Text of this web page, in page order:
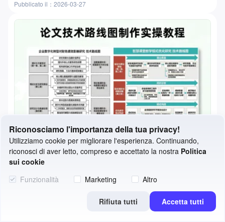
Pubblicato il：2026-03-27
Riconosciamo l'importanza della tua privacy!
Utilizziamo cookie per migliorare l'esperienza. Continuando,
riconosci di aver letto, compreso e accettato la nostra Politica
sui cookie
Funzionalità
Marketing Altro
Rifiuta tutti Accetta tutti